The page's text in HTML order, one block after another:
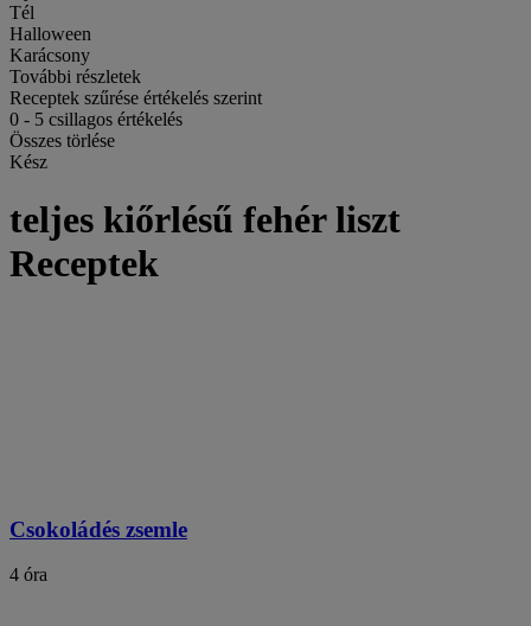
Tél
Halloween
Karácsony
További részletek
Receptek szűrése értékelés szerint
0 - 5 csillagos értékelés
Összes törlése
Kész
teljes kiőrlésű fehér liszt
Receptek
Csokoládés zsemle
4 óra